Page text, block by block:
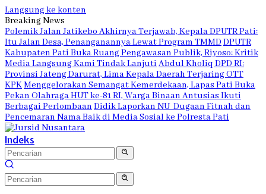
Langsung ke konten
Breaking News
Polemik Jalan Jatikebo Akhirnya Terjawab, Kepala DPUTR Pati:
Itu Jalan Desa, Penanganannya Lewat Program TMMD DPUTR
Kabupaten Pati Buka Ruang Pengawasan Publik, Riyoso: Kritik
Media Langsung Kami Tindak Lanjuti Abdul Kholiq DPD RI:
Provinsi Jateng Darurat, Lima Kepala Daerah Terjaring OTT
KPKMenggelorakan Semangat Kemerdekaan, Lapas Pati Buka
Pekan Olahraga HUT ke-81 RI, Warga Binaan Antusias Ikuti
Berbagai Perlombaan Didik Laporkan NU Dugaan Fitnah dan
Pencemaran Nama Baik di Media Sosial ke Polresta Pati
Indeks